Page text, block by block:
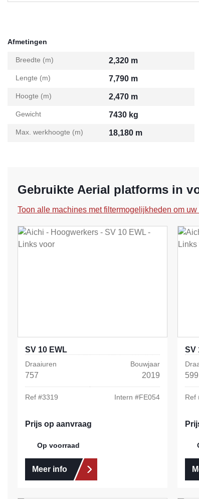
Afmetingen
Breedte (m) 2,320 m
Lengte (m) 7,790 m
Hoogte (m) 2,470 m
Gewicht 7430 kg
Max. werkhoogte (m) 18,180 m
Gebruikte Aerial platforms in
Toon alle machines met filtermogelijkheden om
SV 10 EWL
Draaiuren
757
Bouwjaar
2019
Ref #3319 Intern #FE054
Prijs op aanvraag
Op voorraad
Meer info
SV
599
Ref